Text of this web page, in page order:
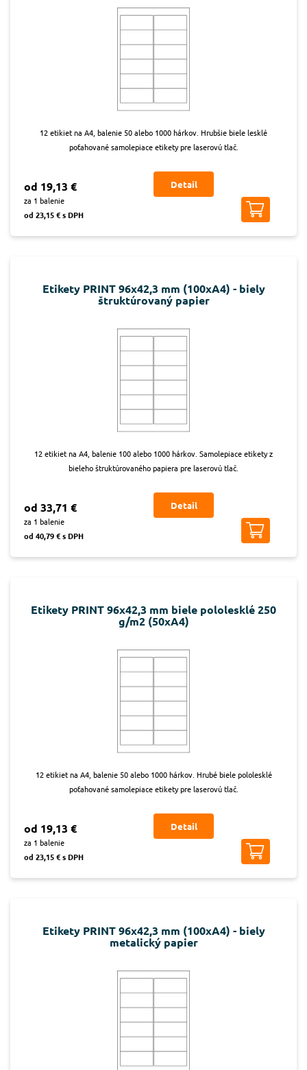
12 etikiet na A4, balenie 50 alebo 1000 hárkov. Hrubšie biele lesklé
poťahované samolepiace etikety pre laserovú tlač.
od 19,13 €
za 1 balenie
od 23,15 € s DPH
Detail
Etikety PRINT 96x42,3 mm (100xA4) - biely
štruktúrovaný papier
12 etikiet na A4, balenie 100 alebo 1000 hárkov. Samolepiace etikety z
bieleho štruktúrovaného papiera pre laserovú tlač.
od 33,71 €
za 1 balenie
od 40,79 € s DPH
Detail
Etikety PRINT 96x42,3 mm biele pololesklé 250
g/m2 (50xA4)
12 etikiet na A4, balenie 50 alebo 1000 hárkov. Hrubé biele pololesklé
poťahované samolepiace etikety pre laserovú tlač.
od 19,13 €
za 1 balenie
od 23,15 € s DPH
Detail
Etikety PRINT 96x42,3 mm (100xA4) - biely
metalický papier